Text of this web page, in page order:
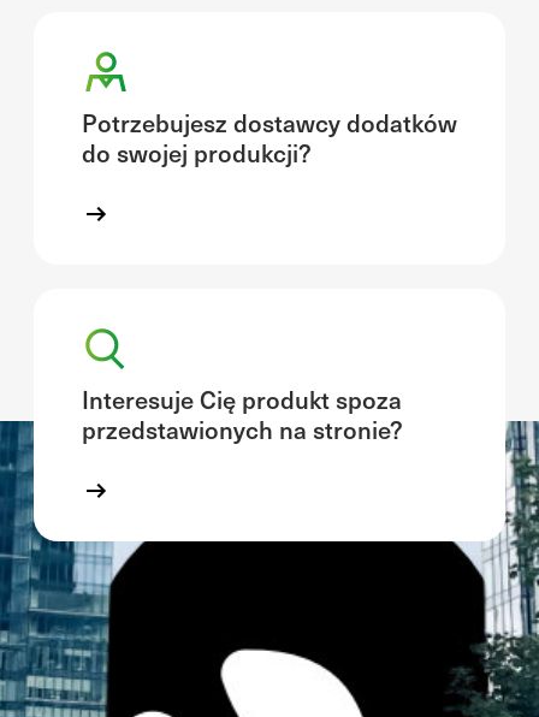
Potrzebujesz dostawcy dodatków
do swojej produkcji?
Interesuje Cię produkt spoza
przedstawionych na stronie?